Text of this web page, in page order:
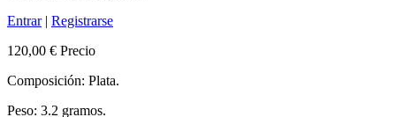
Entrar| Registrarse
120,00 € Precio
Composición: Plata.
Peso: 3.2 gramos.